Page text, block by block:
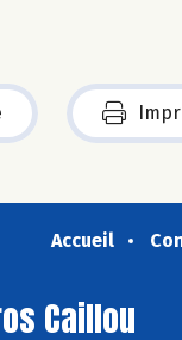
Accueil
Caillou